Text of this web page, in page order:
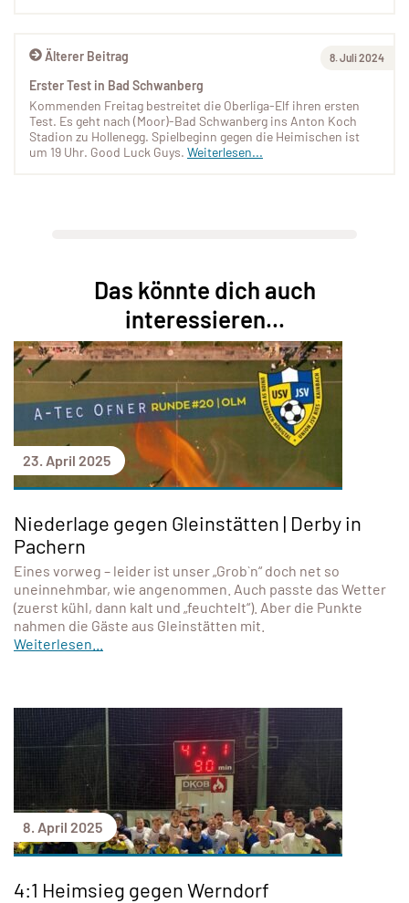
Älterer Beitrag 8. Juli 2024
Erster Test in Bad Schwanberg
Kommenden Freitag bestreitet die Oberliga-Elf ihren ersten
Test. Es geht nach (Moor)-Bad Schwanberg ins Anton Koch
Stadion zu Hollenegg. Spielbeginn gegen die Heimischen ist
um 19 Uhr. Good Luck Guys. Weiterlesen...
Das könnte dich auch
interessieren...
23. April 2025
Niederlage gegen Gleinstätten | Derby in
Pachern
Eines vorweg – leider ist unser „Grob`n“ doch net so
uneinnehmbar, wie angenommen. Auch passte das Wetter
(zuerst kühl, dann kalt und „feuchtelt“). Aber die Punkte
nahmen die Gäste aus Gleinstätten mit.
Weiterlesen...
8. April 2025
4:1 Heimsieg gegen Werndorf